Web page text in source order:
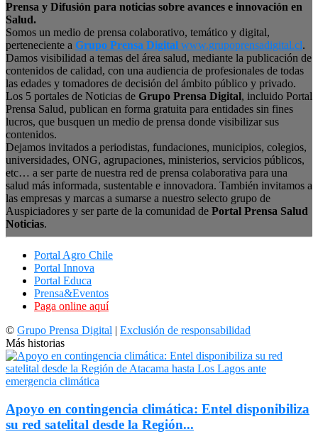
Prensa y Difusión para noticias sobre avances e innovación en
Salud.
Somos un medio de prensa colaborativo, temático y digital,
perteneciente a Grupo Prensa Digital www.grupoprensadigital.cl.
Damos visibilidad a temas del área salud, mediante la publicación de
contenidos de calidad, con una audiencia de profesionales de todas
las edades y tomadores de decisión del ámbito público y privado.
Los 5 portales de Noticias de Grupo Prensa Digital, incluido Portal
Prensa Salud, publican en forma gratuita para entidades sin fines
lucros, que busquen un medio de prensa donde visibilizar sus
contenidos.
Dejamos invitados a periodistas, fundaciones, municipios, colegios,
universidades, ONG, agrupaciones, ministerios, servicios públicos,
etc… a ser parte de nuestra red de prensa colaborativa para una
salud más informada, sustentable e innovadora. También invitamos a
las empresas y marcas a sumarse a nuestro selecto grupo de
Auspiciadores y ser parte de la comunidad de Portal Prensa Salud
Noticias.
Portal Agro Chile
Portal Innova
Portal Educa
Prensa&Eventos
Paga online aquí
© Grupo Prensa Digital | Exclusión de responsabilidad
Más historias
Apoyo en contingencia climática: Entel disponibiliza
su red satelital desde la Región...